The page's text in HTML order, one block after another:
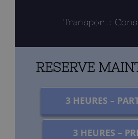
Transport :
RESERVE
3 HEURES –
3 HEURES –